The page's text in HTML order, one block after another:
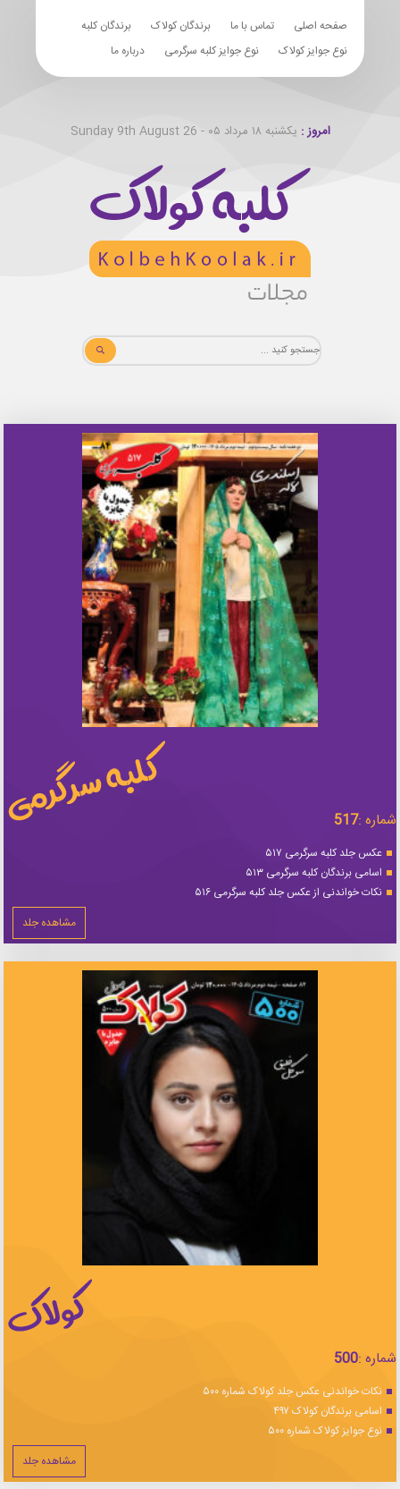
صفحه اصلی تماس با ما برندگان کولاک
برندگان کلبه
نوع جوایز کولاک
نوع جوایز کلبه سرگرمی درباره ما
امروز : یکشنبه ۱۸ مرداد ۰۵ - Sunday 9th August 26
شماره :517
عکس جلد کلبه سرگرمی ۵۱۷
اسامی برندگان کلبه سرگرمی ۵۱۳
نکات خواندنی از عکس جلد کلبه سرگرمی ۵۱۶
مشاهده جلد
شماره :500
نکات خواندنی عکس جلد کولاک شماره ۵۰۰
اسامی برندگان کولاک ۴۹۷
نوع جوایز کولاک شماره ۵۰۰
مشاهده جلد